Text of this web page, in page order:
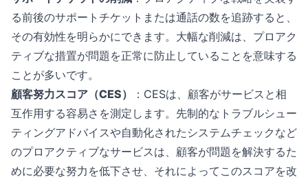
る前後のサポートチケットまたは通話の数を追跡すると、
その有効性を明らかにできます。大幅な削減は、プロアク
ティブな措置が問題を正常に防止していることを意味する
ことが多いです。
顧客努力スコア（CES）
：CESは、顧客がサービスと相
互作用する容易さを測定します。先制的なトラブルシュー
ティングアドバイスや自動化されたシステムチェックなど
のプロアクティブなサービスは、顧客が問題を解決するた
めに必要な努力を低下させ、それによってこのスコアを改